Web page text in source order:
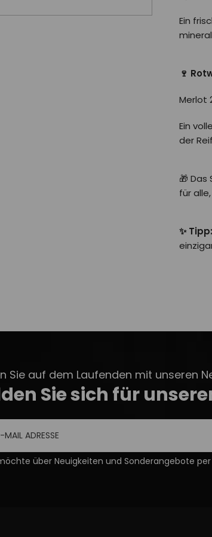
Ein
🍷
Merlot
Ein
der
🎁
für
✨
Sie auf dem Laufenden mit unseren
Sie sich für
über Neuigkeiten und Sonderangebote